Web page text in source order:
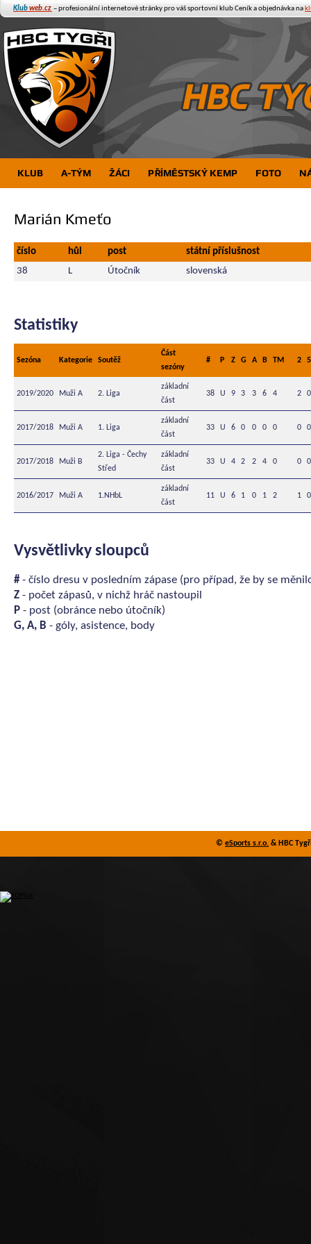
Klubweb.cz – profesionální internetové stránky pro váš sportovní klubCeník a objednávka na
KLUB A-TÝM ŽÁCI PŘÍMĚSTSKÝ KEMP FOTO
Marián Kmeťo
číslo hůl post
státní příslušnost
38
L Útočník slovenská
Statistiky
Sezóna Kategorie Soutěž
Část
sezóny
# P Z G A B TM 2 5
2019/2020 Muži A 2. Liga
základní
část
38 U 9 3 3 6 4 2 0
2017/2018 Muži A 1. Liga
základní
část
33 U 6 0 0 0 0 0 0
2017/2018 Muži B
2. Liga - Čechy
Střed
základní
část
33 U 4 2 2 4 0 0 0
2016/2017 Muži A 1.NHbL
základní
část
11 U 6 1 0 1 2 1 0
Vysvětlivky sloupců
#- číslo dresu v posledním zápase (pro případ, že by se
Z - počet zápasů, v nichž hráč nastoupil
P - post (obránce nebo útočník)
G, A, B - góly, asistence, body
© eSports s.r.o. & HBC